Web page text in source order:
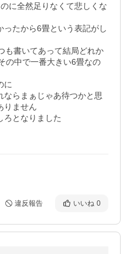
に全然足りなくて悲しくな
たから6畳という表記がし
も書いてあって結局どれか
の中で一番大きい6畳なの
に
ならまぁじゃあ待つかと思
りません
ろとなりました
違反報告 いいね 0